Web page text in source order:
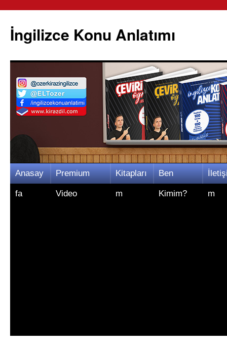
İngilizce Konu Anlatımı
İçeriğe
atla
Anasay
fa
Premium
Video
Kitapları
m
Ben
Kimim? m